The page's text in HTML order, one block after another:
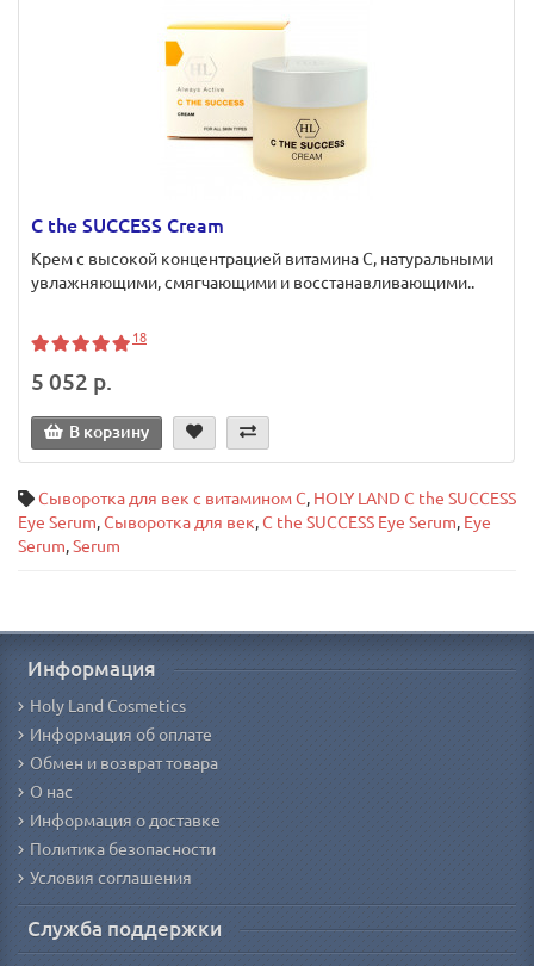
C the SUCCESS Cream
Крем с высокой концентрацией витамина C, натуральными
увлажняющими, смягчающими и восстанавливающими..
18
5 052 р.
В корзину
Сыворотка для век с витамином С, HOLY LAND C the SUCCESS
Eye Serum,Сыворотка для век,C the SUCCESS Eye Serum, Eye
Serum,Serum
Информация
Holy Land Cosmetics
Информация об оплате
Обмен и возврат товара
О нас
Информация о доставке
Политика безопасности
Условия соглашения
Служба поддержки